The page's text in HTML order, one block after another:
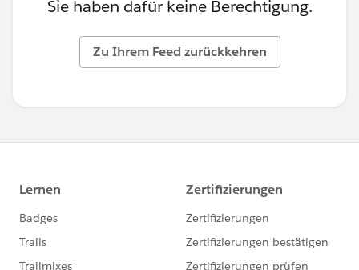
Sie haben dafür keine Berechtigung.
Zu Ihrem Feed zurückkehren